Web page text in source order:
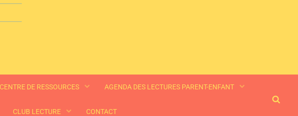
DE RESSOURCES AGENDA DES LECTURES PARENT-ENFANT
CLUB LECTURE CONTACT